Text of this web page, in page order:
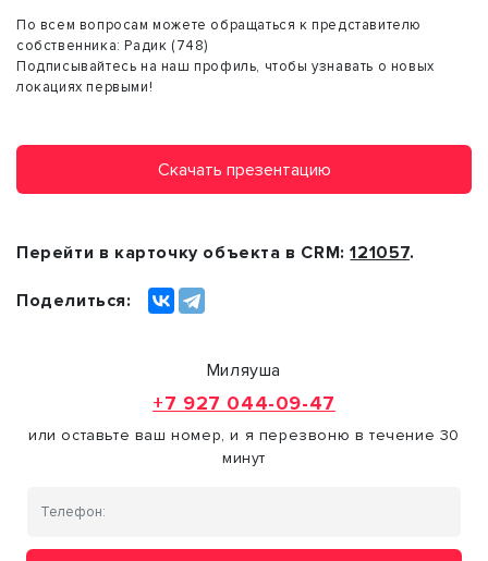
По всем вопросам можете обращаться к представителю
собственника: Радик (748)
Подписывайтесь на наш профиль, чтобы узнавать о новых
локациях первыми!
Скачать презентацию
Перейти в карточку объекта в CRM:121057.
Поделиться:
Миляуша
+7 927 044-09-47
или оставьте ваш номер, и я перезвоню в течение 30
минут